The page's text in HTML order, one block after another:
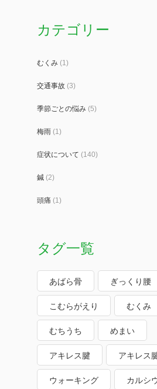
カテゴリー
むくみ(1)
交通事故(3)
季節ごとの悩み(5)
梅雨(1)
症状について (140)
鍼(2)
頭痛 (1)
タグ一覧
あばら骨 ぎっくり腰
こむらがえり むくみ
むちうち めまい
アキレス腱 アキレス
ウォーキング カルシ